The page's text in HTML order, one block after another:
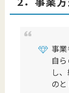
事
自
し
のと